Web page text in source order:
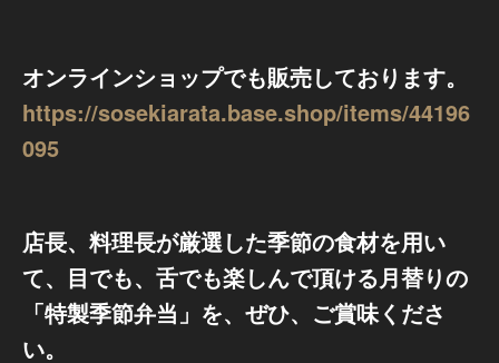
オンラインショップでも販売しております。
https://sosekiarata.base.shop/items/44196
095
店長、料理長が厳選した季節の食材を用い
て、目でも、舌でも楽しんで頂ける月替りの
「特製季節弁当」を、ぜひ、ご賞味くださ
い。